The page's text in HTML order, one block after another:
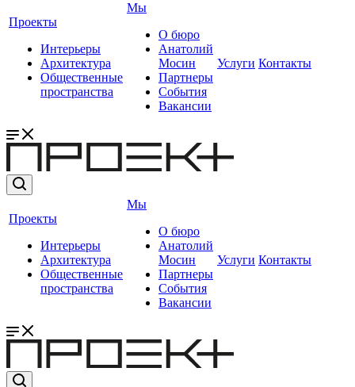
Проекты
Интерьеры
Архитектура
Общественные
пространства
Мы
О бюро
Анатолий
Мосин
Партнеры
События
Вакансии
Услуги Контакты
Проекты
Интерьеры
Архитектура
Общественные
пространства
Мы
О бюро
Анатолий
Мосин
Партнеры
События
Вакансии
Услуги Контакты